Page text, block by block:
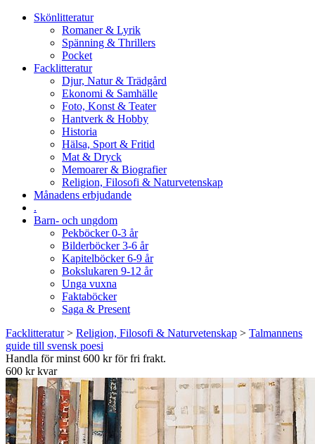
Skönlitteratur
Romaner & Lyrik
Spänning & Thrillers
Pocket
Facklitteratur
Djur, Natur & Trädgård
Ekonomi & Samhälle
Foto, Konst & Teater
Hantverk & Hobby
Historia
Hälsa, Sport & Fritid
Mat & Dryck
Memoarer & Biografier
Religion, Filosofi & Naturvetenskap
Månadens erbjudande
.
Barn- och ungdom
Pekböcker 0-3 år
Bilderböcker 3-6 år
Kapitelböcker 6-9 år
Bokslukaren 9-12 år
Unga vuxna
Faktaböcker
Saga & Present
Facklitteratur> Religion, Filosofi & Naturvetenskap > Talmannens
guide till svensk poesi
Handla för minst 600 kr för fri frakt.
600 kr kvar